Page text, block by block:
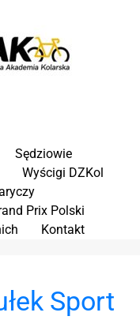
Sędziowie
Wyścigi DZKol
Prix Polski
Kontakt
Sport